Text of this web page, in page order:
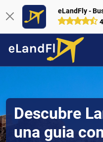
eLandFly -
Descubre
una guia